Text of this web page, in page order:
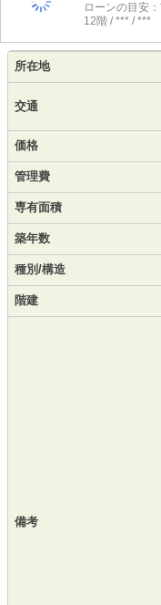
ローンの目安
12階 / *** / ***
所在地
交通
価格
管理費
専有面積
築年数
種別/構造
階建
備考